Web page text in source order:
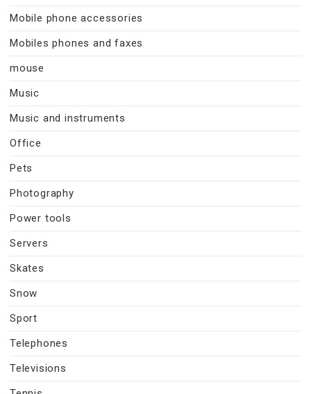
Mobile phone accessories
Mobiles phones and faxes
mouse
Music
Music and instruments
Office
Pets
Photography
Power tools
Servers
Skates
Snow
Sport
Telephones
Televisions